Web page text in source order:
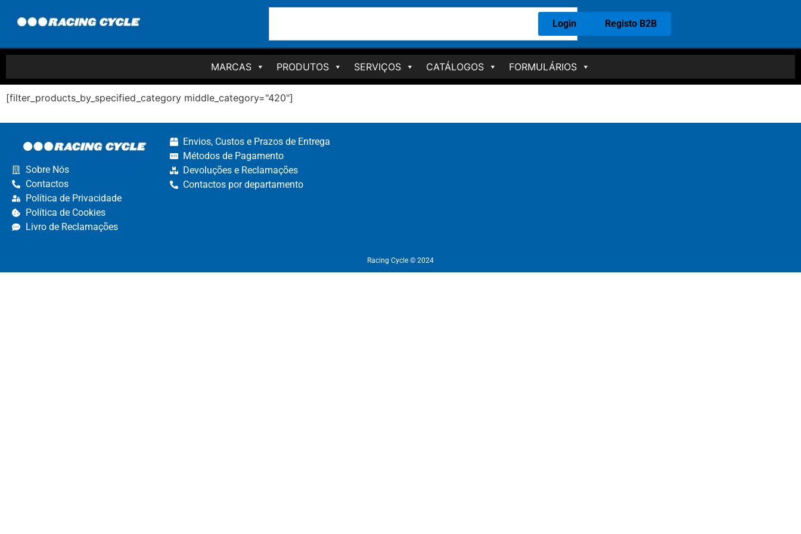
Login Registo B2B
MARCAS PRODUTOS SERVIÇOS CATÁLOGOS FORMULÁRIOS
[filter_products_by_specified_category middle_category="420"]
Sobre Nós
Contactos
Política de Privacidade
Política de Cookies
Livro de Reclamações
Envios, Custos e Prazos de Entrega
Métodos de Pagamento​
Devoluções e Reclamações​
Contactos por departamento​
Racing Cycle © 2024